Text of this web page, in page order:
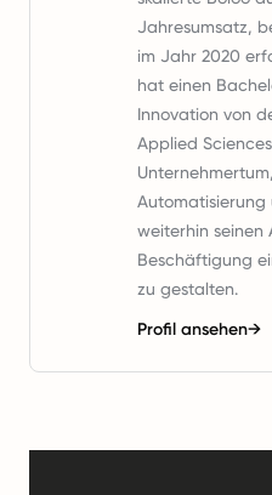
Jahresumsatz,
im Jahr 2020
hat einen
Innovation von
Applied
weiterhin seinen
Beschäftigung
zu gestalten.
Profil ansehen→